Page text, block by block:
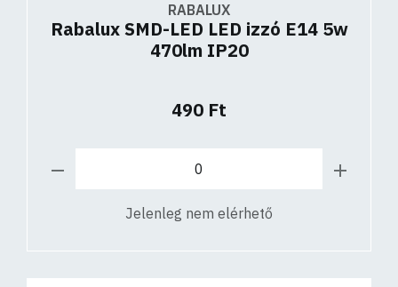
RABALUX
Rabalux SMD-LED LED izzó E14 5w
470lm IP20
490 Ft
Jelenleg nem elérhető